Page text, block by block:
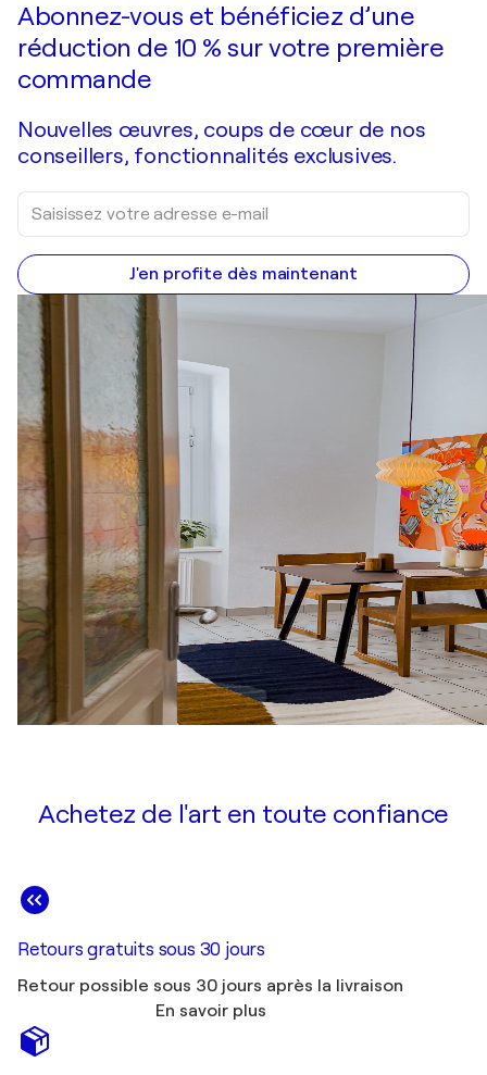
Abonnez-vous et bénéficiez d’une
réduction de 10 % sur votre première
commande
Nouvelles œuvres, coups de cœur de nos
conseillers, fonctionnalités exclusives.
J'en profite dès maintenant
Achetez de l'art en toute confiance
Retours gratuits sous 30 jours
Retour possible sous 30 jours après la livraison
En savoir plus